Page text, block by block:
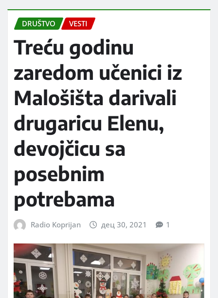
DRUŠTVO VESTI
Treću godinu
zaredom učenici iz
Malošišta darivali
drugaricu Elenu,
devojčicu sa
posebnim
potrebama
Radio Koprijan дец 30, 2021 1